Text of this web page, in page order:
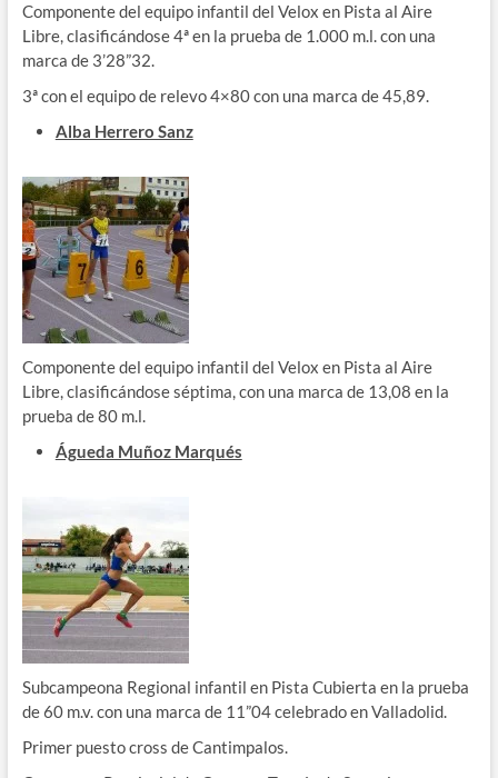
Componente del equipo infantil del Velox en Pista al Aire
Libre, clasificándose 4ª en la prueba de 1.000 m.l. con una
marca de 3’28”32.
3ª con el equipo de relevo 4×80 con una marca de 45,89.
Alba Herrero Sanz
Componente del equipo infantil del Velox en Pista al Aire
Libre, clasificándose séptima, con una marca de 13,08 en la
prueba de 80 m.l.
Águeda Muñoz Marqués
Subcampeona Regional infantil en Pista Cubierta en la prueba
de 60 m.v. con una marca de 11”04 celebrado en Valladolid.
Primer puesto cross de Cantimpalos.